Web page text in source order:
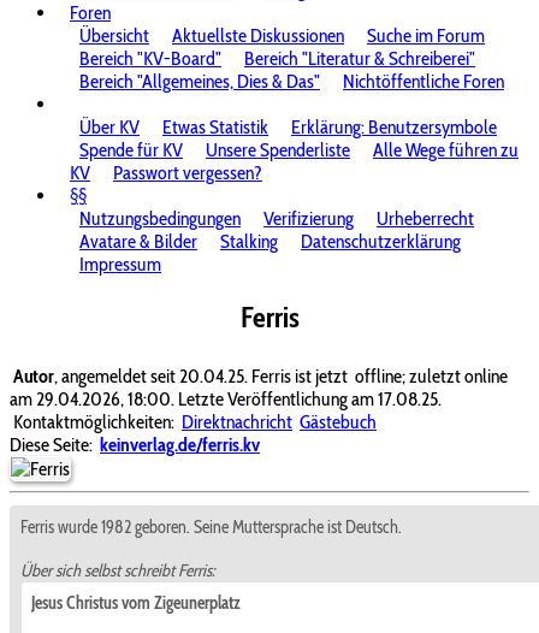
Foren
Übersicht
Aktuellste Diskussionen
Suche im Forum
Bereich "KV-Board"
Bereich "Literatur & Schreiberei"
Bereich "Allgemeines, Dies & Das"
Nichtöffentliche Foren
Über KV
Etwas Statistik
Erklärung: Benutzersymbole
Spende für KV
Unsere Spenderliste
Alle Wege führen zu
KV
Passwort vergessen?
§§
Nutzungsbedingungen
Verifizierung
Urheberrecht
Avatare & Bilder
Stalking
Datenschutzerklärung
Impressum
Ferris
Autor, angemeldet seit 20.04.25. Ferris ist jetzt offline; zuletzt online
am 29.04.2026, 18:00. Letzte Veröffentlichung am 17.08.25.
Kontaktmöglichkeiten: Direktnachricht Gästebuch
Diese Seite: keinverlag.de/ferris.kv
Ferris wurde 1982 geboren. Seine Muttersprache ist Deutsch.
Über sich selbst schreibt Ferris:
Jesus Christus vom Zigeunerplatz